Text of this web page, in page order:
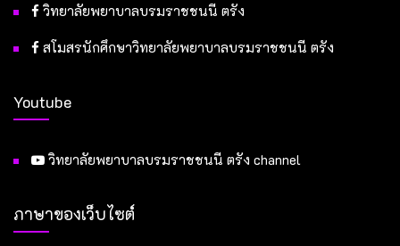
วิทยาลัยพยาบาลบรมราชชนนี ตรัง
สโมสรนักศึกษาวิทยาลัยพยาบาลบรมราชชนนี ตรัง
Youtube
วิทยาลัยพยาบาลบรมราชชนนี ตรัง channel
ภาษาของเว็บไซต์